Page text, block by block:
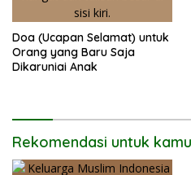
Doa (Ucapan Selamat) untuk
Orang yang Baru Saja
Dikaruniai Anak
Rekomendasi untuk kamu